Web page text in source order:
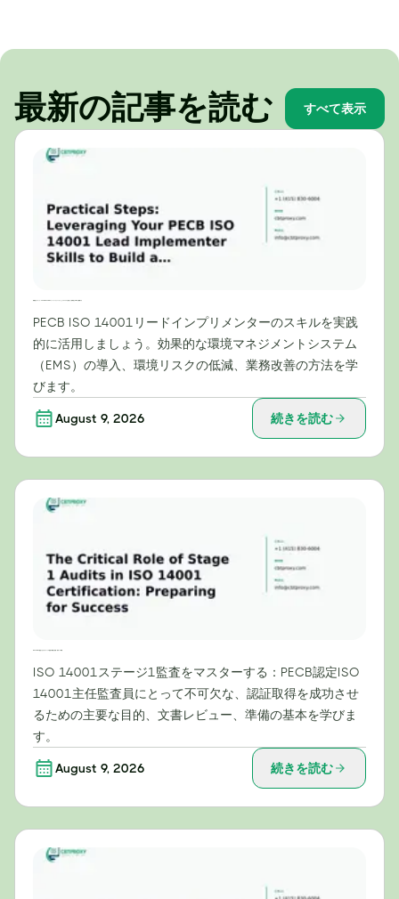
最新の記事を読む すべて表示
PECB ISO 14001リードインプリメンターのスキルを実践
的に活用しましょう。効果的な環境マネジメントシステム
（EMS）の導入、環境リスクの低減、業務改善の方法を学
びます。
August 9, 2026 続きを読む
ISO 14001ステージ1監査をマスターする：PECB認定ISO
14001主任監査員にとって不可欠な、認証取得を成功させ
るための主要な目的、文書レビュー、準備の基本を学びま
す。
August 9, 2026 続きを読む